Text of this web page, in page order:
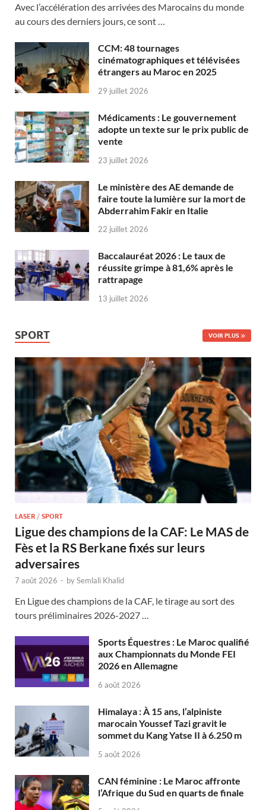
Avec l’accélération des arrivées des Marocains du monde
au cours des derniers jours, ce sont …
CCM: 48 tournages
cinématographiques et télévisées
étrangers au Maroc en 2025
29 juillet 2026
Médicaments : Le gouvernement
adopte un texte sur le prix public de
vente
23 juillet 2026
Le ministère des AE demande de
faire toute la lumière sur la mort de
Abderrahim Fakir en Italie
22 juillet 2026
Baccalauréat 2026 : Le taux de
réussite grimpe à 81,6% après le
rattrapage
13 juillet 2026
SPORT VOIR PLUS
LASER / SPORT
Ligue des champions de la CAF: Le MAS de
Fès et la RS Berkane fixés sur leurs
adversaires
7 août 2026 - bySemlali Khalid
En Ligue des champions de la CAF, le tirage au sort des
tours préliminaires 2026-2027 …
Sports Équestres : Le Maroc qualifié
aux Championnats du Monde FEI
2026 en Allemagne
6 août 2026
Himalaya : À 15 ans, l’alpiniste
marocain Youssef Tazi gravit le
sommet du Kang Yatse II à 6.250 m
5 août 2026
CAN féminine : Le Maroc affronte
l’Afrique du Sud en quarts de finale